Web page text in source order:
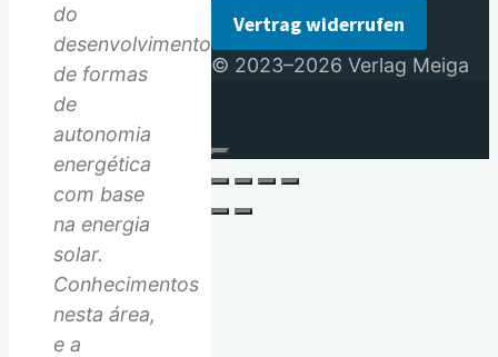
do
desenvolvimento
de formas
de
autonomia
energética
com base
na energia
solar.
Conhecimentos
nesta área,
e a
Vertrag widerrufen
© 2023–2026 Verlag Meiga